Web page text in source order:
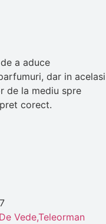
a aduce
dar in acelasi
de la mediu spre
corect.
Vede,Teleorman